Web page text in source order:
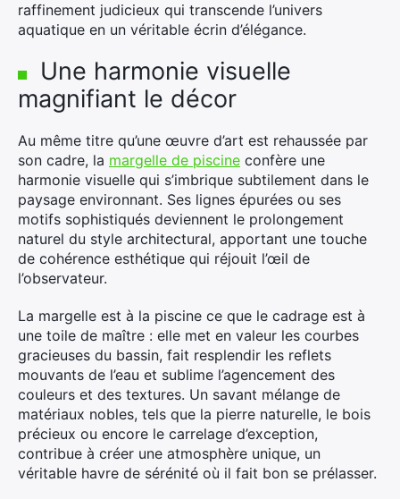
raffinement judicieux qui transcende l’univers
aquatique en un véritable écrin d’élégance.
Une harmonie visuelle
magnifiant le décor
Au même titre qu’une œuvre d’art est rehaussée par
son cadre, la margelle de piscine confère une
harmonie visuelle qui s’imbrique subtilement dans le
paysage environnant. Ses lignes épurées ou ses
motifs sophistiqués deviennent le prolongement
naturel du style architectural, apportant une touche
de cohérence esthétique qui réjouit l’œil de
l’observateur.
La margelle est à la piscine ce que le cadrage est à
une toile de maître : elle met en valeur les courbes
gracieuses du bassin, fait resplendir les reflets
mouvants de l’eau et sublime l’agencement des
couleurs et des textures. Un savant mélange de
matériaux nobles, tels que la pierre naturelle, le bois
précieux ou encore le carrelage d’exception,
contribue à créer une atmosphère unique, un
véritable havre de sérénité où il fait bon se prélasser.